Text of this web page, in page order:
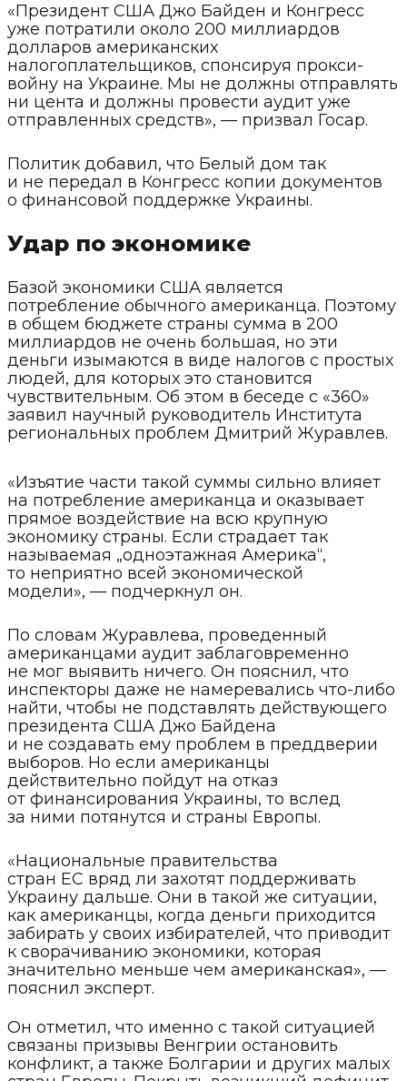
«Президент США Джо Байден и Конгресс
уже потратили около 200 миллиардов
долларов американских
налогоплательщиков, спонсируя прокси-
войну на Украине. Мы не должны отправлять
ни цента и должны провести аудит уже
отправленных средств», — призвал Госар.
Политик добавил, что Белый дом так
и не передал в Конгресс копии документов
о финансовой поддержке Украины.
Удар по экономике
Базой экономики США является
потребление обычного американца. Поэтому
в общем бюджете страны сумма в 200
миллиардов не очень большая, но эти
деньги изымаются в виде налогов с простых
людей, для которых это становится
чувствительным. Об этом в беседе с «360»
заявил научный руководитель Института
региональных проблем Дмитрий Журавлев.
«Изъятие части такой суммы сильно влияет
на потребление американца и оказывает
прямое воздействие на всю крупную
экономику страны. Если страдает так
называемая „одноэтажная Америка“,
то неприятно всей экономической
модели», — подчеркнул он.
По словам Журавлева, проведенный
американцами аудит заблаговременно
не мог выявить ничего. Он пояснил, что
инспекторы даже не намеревались что-либо
найти, чтобы не подставлять действующего
президента США Джо Байдена
и не создавать ему проблем в преддверии
выборов. Но если американцы
действительно пойдут на отказ
от финансирования Украины, то вслед
за ними потянутся и страны Европы.
«Национальные правительства
стран ЕС вряд ли захотят поддерживать
Украину дальше. Они в такой же ситуации,
как американцы, когда деньги приходится
забирать у своих избирателей, что приводит
к сворачиванию экономики, которая
значительно меньше чем американская», —
пояснил эксперт.
Он отметил, что именно с такой ситуацией
связаны призывы Венгрии остановить
конфликт, а также Болгарии и других малых